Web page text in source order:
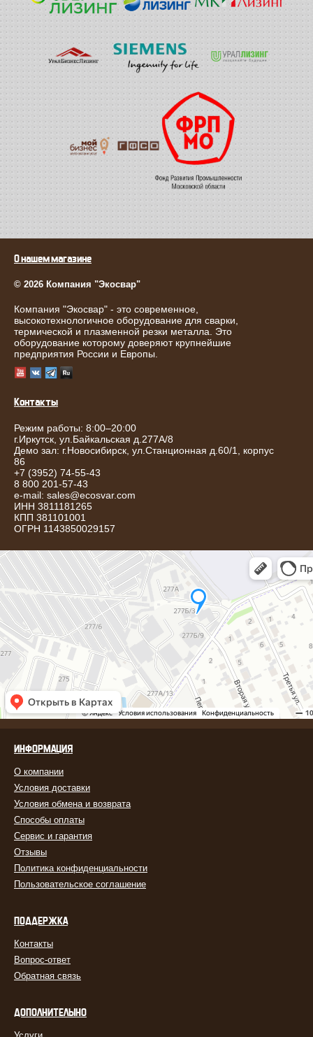
О нашем магазине
© 2026 Компания "Экосвар"
Компания "Экосвар" - это современное,
высокотехнологичное оборудование для сварки,
термической и плазменной резки металла. Это
оборудование которому доверяют крупнейшие
предприятия России и Европы.
Контакты
Режим работы: 8:00–20:00
г.Иркутск ул.Байкальская д.277А/8
Демо зал: г.Новосибирск, ул.Станционная д.60/1, корпус
86
+7 (3952) 74-55-43
8 800 201-57-43
e-mail: sales@ecosvar.com
ИНН 3811181265
КПП 381101001
ОГРН 1143850029157
ИНФОРМАЦИЯ
О компании
Условия доставки
Условия обмена и возврата
Способы оплаты
Сервис и гарантия
Отзывы
Политика конфиденциальности
Пользовательское соглашение
ПОДДЕРЖКА
Контакты
Вопрос-ответ
Обратная связь
ДОПОЛНИТЕЛЬНО